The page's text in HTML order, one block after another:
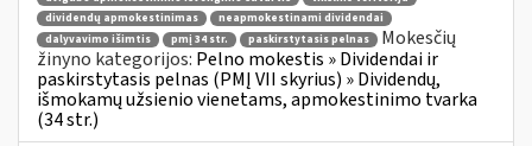
dividendų apmokestinimas
neapmokestinami dividendai
dalyvavimo išimtis
pmį 34 str. paskirstytasis pelnas
Mokesčių
žinyno kategorijos: Pelno mokestis » Dividendai ir
paskirstytasis pelnas (PMĮ VII skyrius) » Dividendų,
išmokamų užsienio vienetams, apmokestinimo tvarka
(34 str.)